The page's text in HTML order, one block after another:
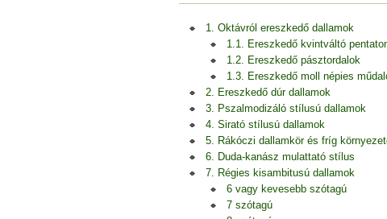
1. Oktávról ereszkedő dallamok
1.1. Ereszkedő kvintváltó
1.2. Ereszkedő pásztordalok
1.3. Ereszkedő moll népies
2. Ereszkedő dúr dallamok
3. Pszalmodizáló stílusú dallamok
4. Sirató stílusú dallamok
5. Rákóczi dallamkör és fríg
6. Duda-kanász mulattató stílus
7. Régies kisambitusú dallamok
6 vagy kevesebb szótagú
7 szótagú